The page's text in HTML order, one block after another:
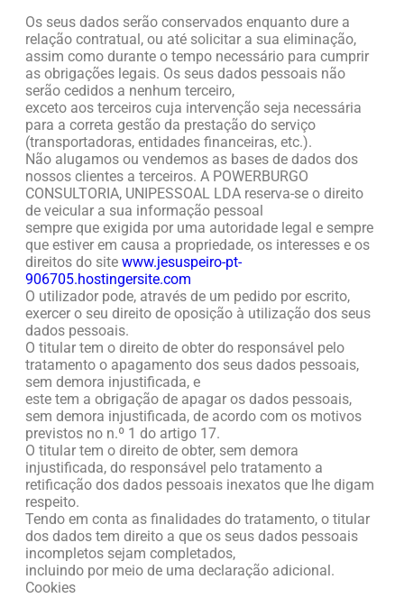
Os seus dados serão conservados enquanto dure a
relação contratual, ou até solicitar a sua eliminação,
assim como durante o tempo necessário para cumprir
as obrigações legais. Os seus dados pessoais não
serão cedidos a nenhum terceiro,
exceto aos terceiros cuja intervenção seja necessária
para a correta gestão da prestação do serviço
(transportadoras, entidades financeiras, etc.).
Não alugamos ou vendemos as bases de dados dos
nossos clientes a terceiros. A POWERBURGO
CONSULTORIA, UNIPESSOAL LDA reserva-se o direito
de veicular a sua informação pessoal
sempre que exigida por uma autoridade legal e sempre
que estiver em causa a propriedade, os interesses e os
direitos do site www.jesuspeiro-pt-
906705.hostingersite.com
O utilizador pode, através de um pedido por escrito,
exercer o seu direito de oposição à utilização dos seus
dados pessoais.
O titular tem o direito de obter do responsável pelo
tratamento o apagamento dos seus dados pessoais,
sem demora injustificada, e
este tem a obrigação de apagar os dados pessoais,
sem demora injustificada, de acordo com os motivos
previstos no n.º 1 do artigo 17.
O titular tem o direito de obter, sem demora
injustificada, do responsável pelo tratamento a
retificação dos dados pessoais inexatos que lhe digam
respeito.
Tendo em conta as finalidades do tratamento, o titular
dos dados tem direito a que os seus dados pessoais
incompletos sejam completados,
incluindo por meio de uma declaração adicional.
Cookies